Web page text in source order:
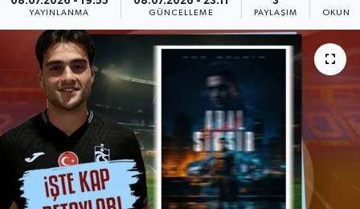
YAYINLANMA GÜNCELLEME PAYLAŞIM
Son Dakika Haberleri
Haber Arşivi